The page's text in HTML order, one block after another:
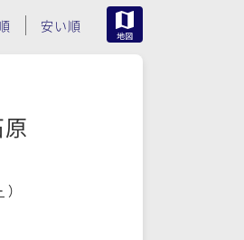
安い順
）